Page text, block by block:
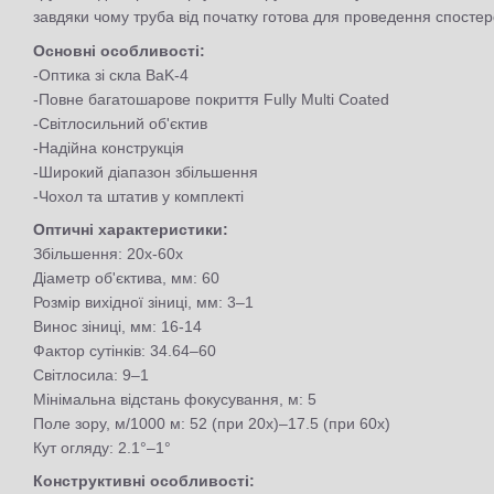
завдяки чому труба від початку готова для проведення
Основні особливості:
-Оптика зі скла BaK-4
-Повне багатошарове покриття Fully Multi Coated
-Світлосильний об'єктив
-Надійна конструкція
-Широкий діапазон збільшення
-Чохол та штатив у комплекті
Оптичні характеристики:
Збільшення: 20x-60x
Діаметр об'єктива, мм: 60
Розмір вихідної зіниці, мм: 3–1
Винос зіниці, мм: 16-14
Фактор сутінків: 34.64–60
Світлосила: 9–1
Мінімальна відстань фокусування, м: 5
Поле зору, м/1000 м: 52 (при 20х)–17.5 (при 60х)
Кут огляду: 2.1°–1°
Конструктивні особливості: